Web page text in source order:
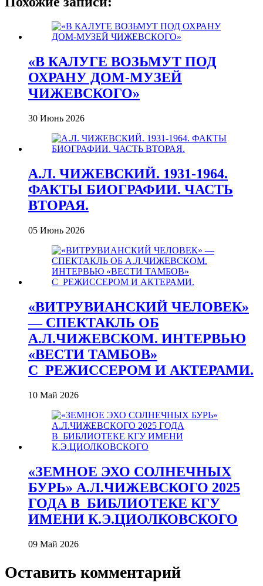
«В КАЛУГЕ ВОЗЬМУТ ПОД
ОХРАНУ ДОМ-МУЗЕЙ
ЧИЖЕВСКОГО»
30 Июнь 2026
А.Л. ЧИЖЕВСКИЙ. 1931-1964.
ФАКТЫ БИОГРАФИИ. ЧАСТЬ
ВТОРАЯ.
05 Июнь 2026
«ВИТРУВИАНСКИЙ ЧЕЛОВЕК»
— СПЕКТАКЛЬ ОБ
А.Л.ЧИЖЕВСКОМ. ИНТЕРВЬЮ
«ВЕСТИ ТАМБОВ»
С_РЕЖИССЕРОМ И АКТЕРАМИ.
10 Май 2026
«ЗЕМНОЕ ЭХО СОЛНЕЧНЫХ
БУРЬ» А.Л.ЧИЖЕВСКОГО 2025
ГОДА В_БИБЛИОТЕКЕ КГУ
ИМЕНИ К.Э.ЦИОЛКОВСКОГО
09 Май 2026
Оставить комментарий